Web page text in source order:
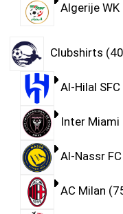
Algerije
Clubshirts
Al-Hilal SFC
Inter Miami
Al-Nassr FC
AC Milan